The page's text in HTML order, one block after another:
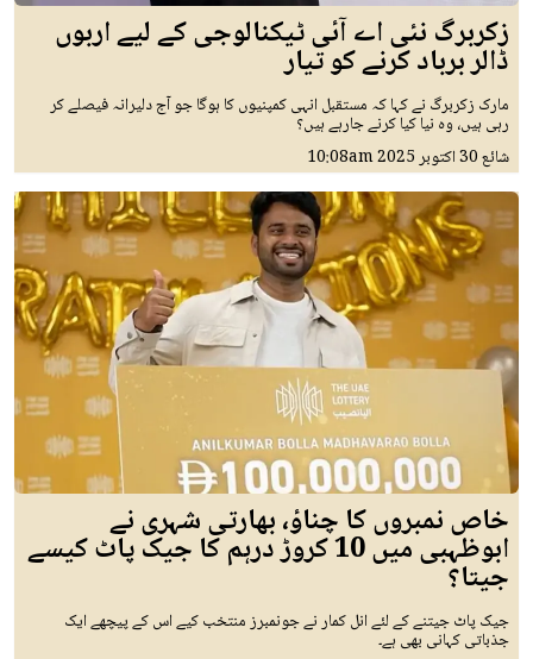
زکربرگ نئی اے آئی ٹیکنالوجی کے لیے اربوں
ڈالر برباد کرنے کو تیار
مارک زکربرگ نے کہا کہ مستقبل انہی کمپنیوں کا ہوگا جو آج دلیرانہ فیصلے کر
رہی ہیں، وہ نیا کیا کرنے جارہے ہیں؟
شائع30 اکتوبر 2025 10:08am
خاص نمبروں کا چناؤ، بھارتی شہری نے
ابوظہبی میں 10 کروڑ درہم کا جیک پاٹ کیسے
جیتا؟
جیک پاٹ جیتنے کے لئے انل کمار نے جونمبرز منتخب کیے اس کے پیچھے ایک
جذباتی کہانی بھی ہے۔